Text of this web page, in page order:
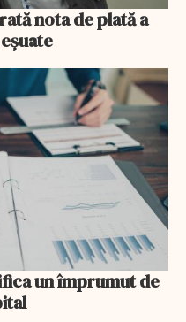
nota de plată a
un împrumut de